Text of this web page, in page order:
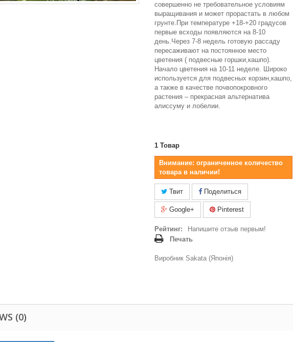
совершенно не требовательное условиям
выращивания и может прорастать в любом
грунте.При температуре +18-+20 градусов
первые всходы появляются на 8-10
день.Через 7-8 недель готовую рассаду
пересаживают на постоянное место
цветения ( подвесные горшки,кашпо).
Начало цветения на 10-11 неделе. Широко
используется для подвесных корзин,кашпо,
а также в качестве почвопокровного
растения – прекрасная альтернатива
алиссуму и лобелии.
1 Товар
Внимание: ограниченное количество
товара в наличии!
Твит Поделиться
Google+ Pinterest
Рейтинг:
Напишите отзыв первым!
Печать
Виробник Sakata (Японія)
(0)